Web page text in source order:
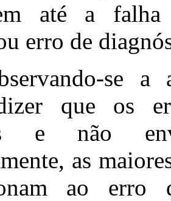
até a
erro de
se a
que os
e não
as
ao erro